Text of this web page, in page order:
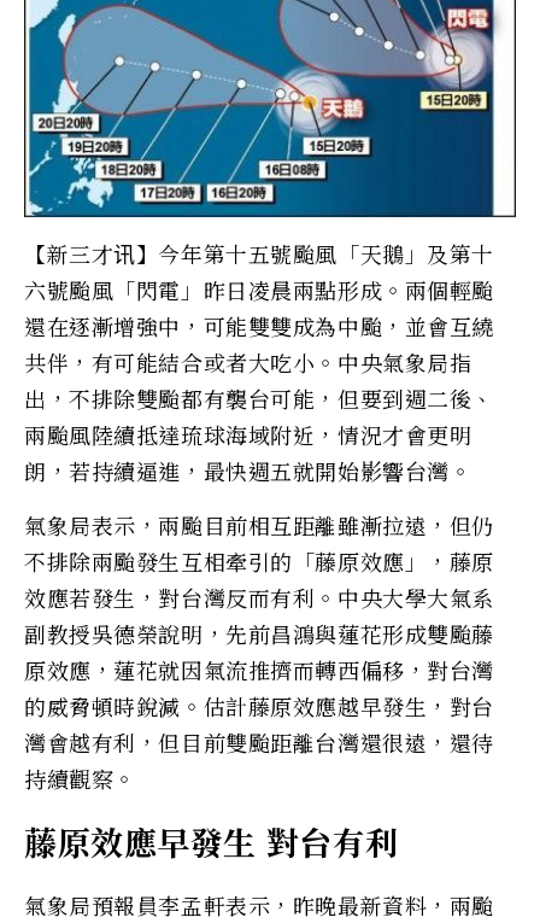
【新三才讯】今年第十五號颱風「天鵝」及第十
六號颱風「閃電」昨日凌晨兩點形成。兩個輕颱
還在逐漸增強中，可能雙雙成為中颱，並會互繞
共伴，有可能結合或者大吃小。中央氣象局指
出，不排除雙颱都有襲台可能，但要到週二後、
兩颱風陸續抵達琉球海域附近，情況才會更明
朗，若持續逼進，最快週五就開始影響台灣。
氣象局表示，兩颱目前相互距離雖漸拉遠，但仍
不排除兩颱發生互相牽引的「藤原效應」，藤原
效應若發生，對台灣反而有利。中央大學大氣系
副教授吳德榮說明，先前昌鴻與蓮花形成雙颱藤
原效應，蓮花就因氣流推擠而轉西偏移，對台灣
的威脅頓時銳減。估計藤原效應越早發生，對台
灣會越有利，但目前雙颱距離台灣還很遠，還待
持續觀察。
藤原效應早發生 對台有利
氣象局預報員李孟軒表示，昨晚最新資料，兩颱